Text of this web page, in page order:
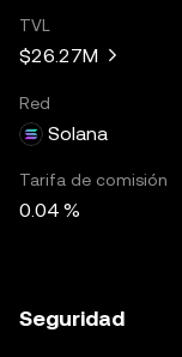
TVL
$26.27M
Red
Solana
Tarifa de comisión
0.04 %
Seguridad